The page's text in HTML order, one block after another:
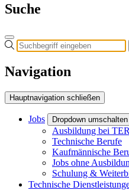
Suche
Navigation
Hauptnavigation schließen
Jobs Dropdown umschalten
Ausbildung bei
Technische Berufe
Kaufmännische
Jobs ohne
Schulung &
Technische